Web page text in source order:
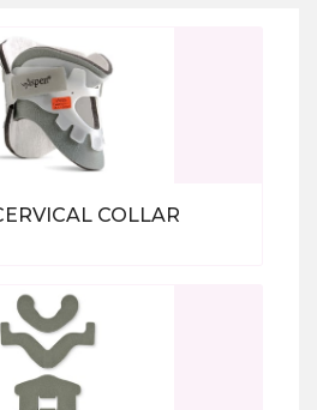
COLLAR
alle producten